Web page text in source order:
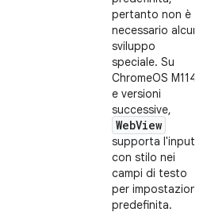
pertanto non è
necessario alcun
sviluppo
speciale. Su
ChromeOS M114
e versioni
successive,
WebView
supporta l'input
con stilo nei
campi di testo
per impostazione
predefinita.